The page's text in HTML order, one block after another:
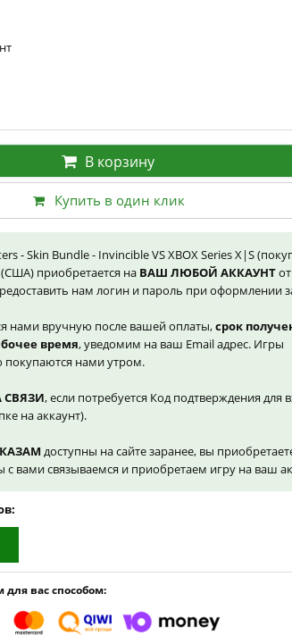
В корзину
Купить в один клик
- Skin Bundle - Invincible VS XBOX Series X|S
приобретается на ВАШ ЛЮБОЙ АККАУНТот
нам логин и пароль при оформлении
нами вручную после вашей оплаты,срок
время, уведомим на ваш Email адрес. Игры
нами утром.
СВЯЗИ, если потребуется Код подтверждения для
на аккаунт).
доступны на сайте заранее, вы
с вами связываемся и приобретаем игру на ваш
вас способом: